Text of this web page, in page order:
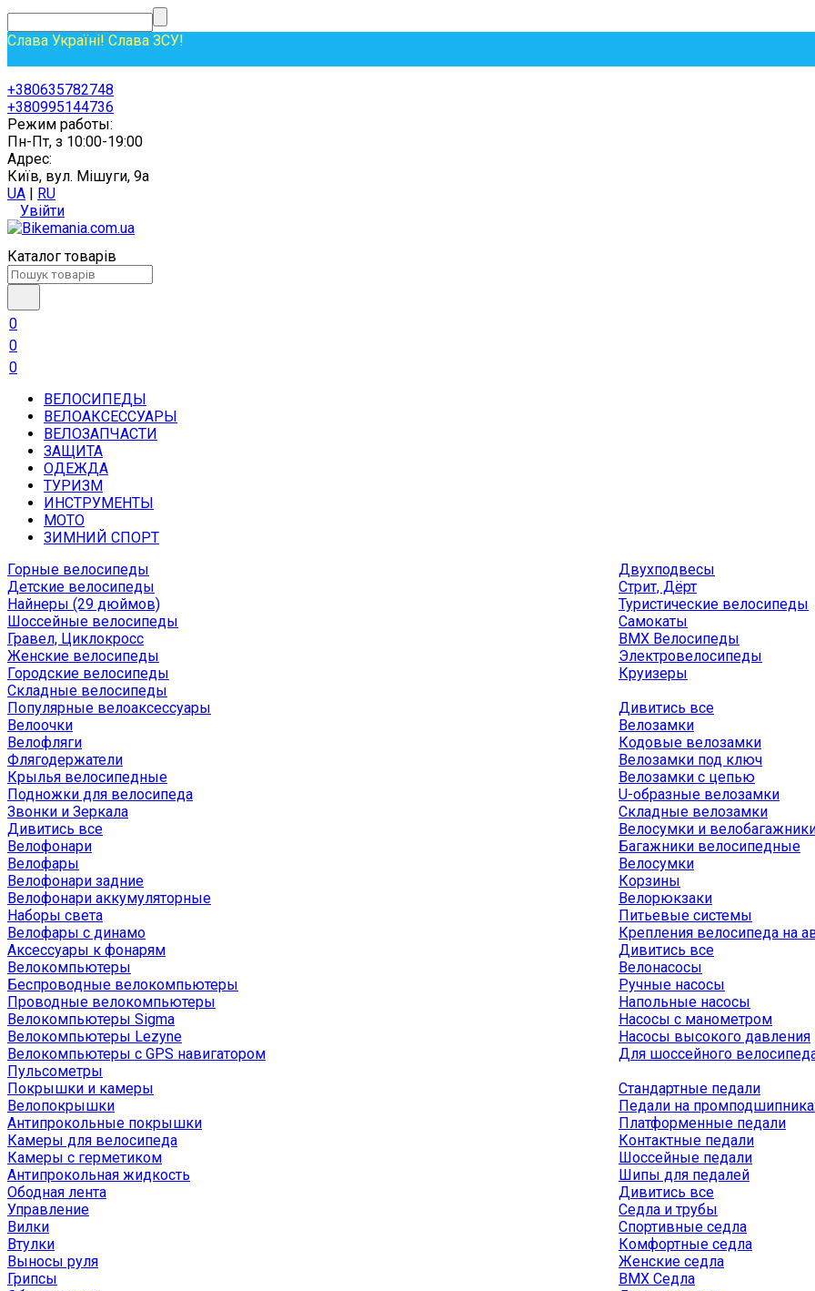
Слава Україні! Слава ЗСУ!
+380635782748
+380995144736
Режим работы:
Пн-Пт, з 10:00-19:00
Адрес:
Київ, вул. Мішуги, 9а
UA | RU
Увійти
Каталог товарів
0
0
0
ВЕЛОСИПЕДЫ
ВЕЛОАКСЕССУАРЫ
ВЕЛОЗАПЧАСТИ
ЗАЩИТА
ОДЕЖДА
ТУРИЗМ
ИНСТРУМЕНТЫ
МОТО
ЗИМНИЙ СПОРТ
Горные велосипеды
Детские велосипеды
Найнеры (29 дюймов)
Шоссейные велосипеды
Гравел, Циклокросс
Женские велосипеды
Городcкие велосипеды
Складные велосипеды
Двухподвесы
Стрит, Дёрт
Туристические велосипеды
Самокаты
BMX Велосипеды
Электровелосипеды
Круизеры
Популярные велоаксессуары
Велоочки
Велофляги
Флягодержатели
Крылья велосипедные
Подножки для велосипеда
Звонки и Зеркала
Дивитись все
Велофонари
Велофары
Велофонари задние
Велофонари аккумуляторные
Наборы света
Велофары с динамо
Аксессуары к фонарям
Велокомпьютеры
Беспроводные велокомпьютеры
Проводные велокомпьютеры
Велокомпьютеры Sigma
Велокомпьютеры Lezyne
Велокомпьютеры с GPS навигатором
Пульсометры
Дивитись все
Велозамки
Кодовые велозамки
Велозамки под ключ
Велозамки с цепью
U-образные велозамки
Складные велозамки
Велосумки и
Багажники велосипедные
Велосумки
Корзины
Велорюкзаки
Питьевые системы
Крепления велосипеда на
Дивитись все
Велонасосы
Ручные насосы
Напольные насосы
Насосы с манометром
Насосы высокого давления
Для шоссейного
Покрышки и камеры
Велопокрышки
Антипрокольные покрышки
Камеры для велосипеда
Камеры с герметиком
Антипрокольная жидкость
Ободная лента
Управление
Вилки
Втулки
Выносы руля
Грипсы
Стандартные педали
Педали на
Платформенные педали
Контактные педали
Шоссейные педали
Шипы для педалей
Дивитись все
Седла и трубы
Спортивные седла
Комфортные седла
Женские седла
BMX Седла